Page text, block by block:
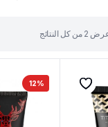
⁦2⁩ من كل النتائج
12%